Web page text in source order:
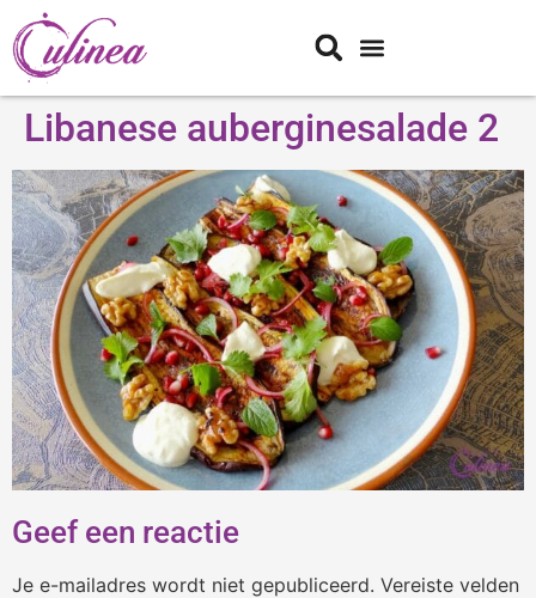
Libanese auberginesalade 2
Geef een reactie
Je e-mailadres wordt niet gepubliceerd. Vereiste velden